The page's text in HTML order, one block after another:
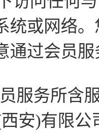
统或网络
通过会员
服务所含
)有限公